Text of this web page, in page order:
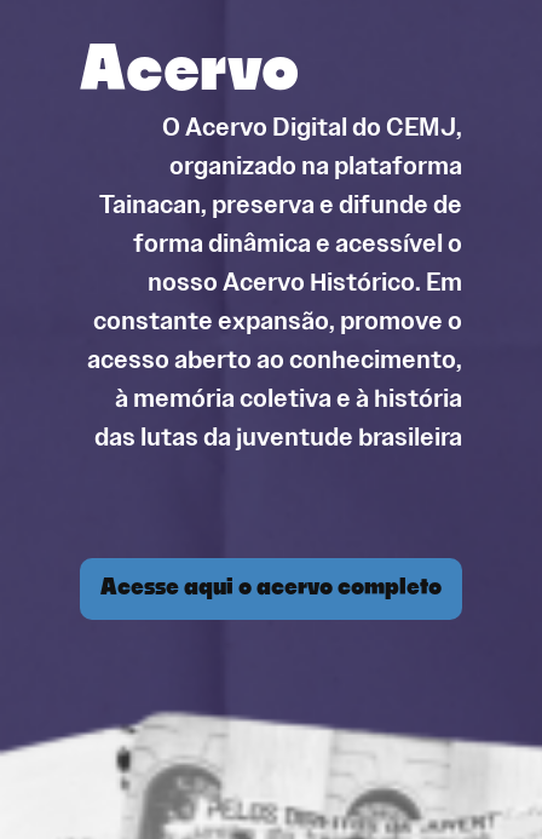
Acervo
O Acervo Digital do CEMJ,
organizado na plataforma
Tainacan, preserva e difunde de
forma dinâmica e acessível o
nosso Acervo Histórico. Em
constante expansão, promove o
acesso aberto ao conhecimento,
à memória coletiva e à história
das lutas da juventude brasileira
Acesse aqui o acervo completo